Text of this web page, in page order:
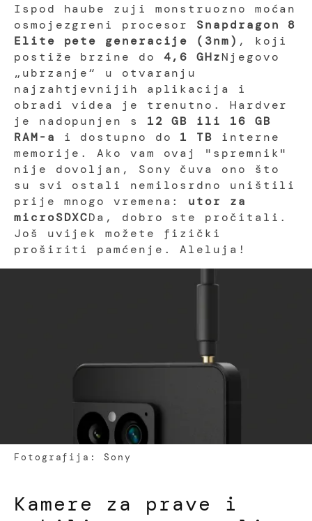
Ispod haube zuji monstruozno moćan
osmojezgreni procesor Snapdragon 8
Elite pete generacije (3nm) , koji
postiže brzine do 4,6 GHzNjegovo
„ubrzanje“ u otvaranju
najzahtjevnijih aplikacija i
obradi videa je trenutno. Hardver
je nadopunjen s 12 GB ili 16 GB
RAM-a
i dostupno do 1 TB
interne
memorije. Ako vam ovaj "spremnik"
nije dovoljan, Sony čuva ono što
su svi ostali nemilosrdno uništili
prije mnogo vremena: utor za
microSDXCDa, dobro ste pročitali.
Još uvijek možete fizički
proširiti pamćenje. Aleluja!
Fotografija: Sony
Kamere za prave i